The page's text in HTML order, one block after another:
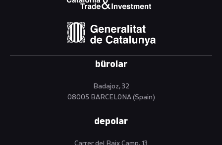
bürolar
Badajoz, 32
08005 BARCELONA (Spain)
depolar